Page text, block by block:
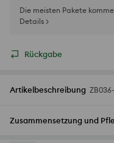
Die meisten Pakete
Details >
Rückgabe
Artikelbeschreibung
Zusammensetzung und